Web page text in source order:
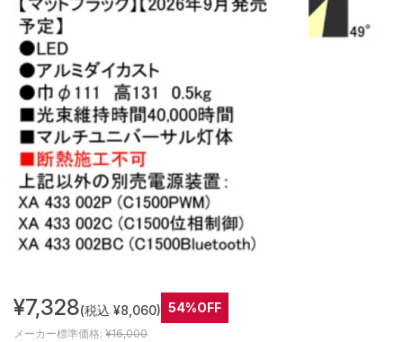
¥7,328(税込 ¥8,060) 54%OFF
メーカー標準価格: ¥16,000